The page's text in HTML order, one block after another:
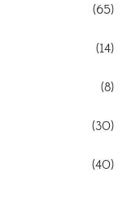
(65)
(14)
(8)
(30)
(40)